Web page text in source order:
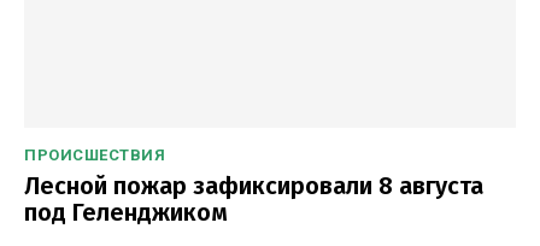
ПРОИСШЕСТВИЯ
Лесной пожар зафиксировали 8 августа
под Геленджиком